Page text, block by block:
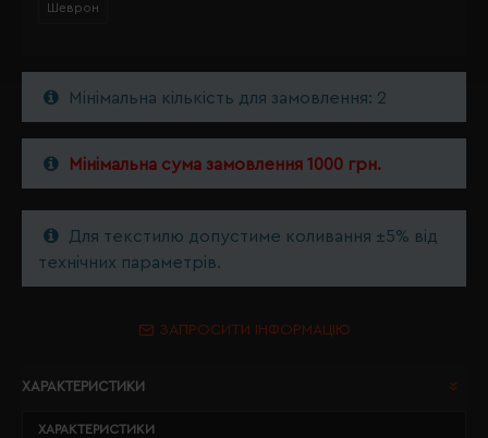
Шеврон
Мінімальна кількість для замовлення: 2
Мінімальна сума замовлення 1000 грн.
Для текстилю допустиме коливання ±5% від
технічних параметрів.
ЗАПРОСИТИ ІНФОРМАЦІЮ
ХАРАКТЕРИСТИКИ
ХАРАКТЕРИСТИКИ